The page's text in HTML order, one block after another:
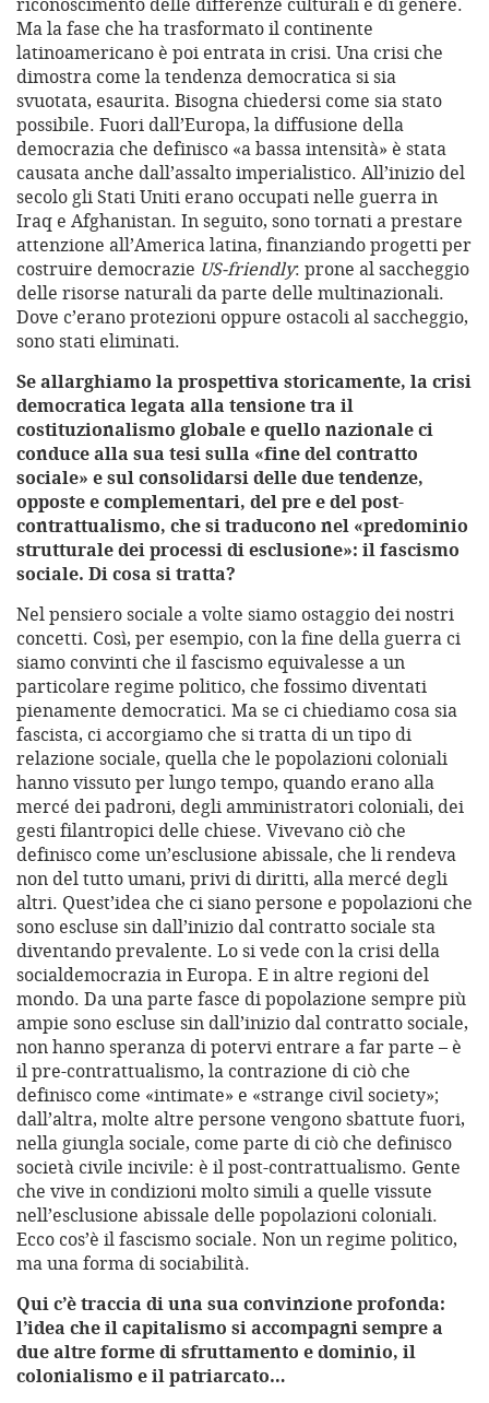
Ma la fase che ha trasformato il continente
latinoamericano è poi entrata in crisi. Una crisi che
dimostra come la tendenza democratica si sia
svuotata, esaurita. Bisogna chiedersi come sia stato
possibile. Fuori dall’Europa, la diffusione della
democrazia che definisco «a bassa intensità» è stata
causata anche dall’assalto imperialistico. All’inizio del
secolo gli Stati Uniti erano occupati nelle guerra in
Iraq e Afghanistan. In seguito, sono tornati a prestare
attenzione all’America latina, finanziando progetti per
costruire democrazie US-friendly: prone al saccheggio
delle risorse naturali da parte delle multinazionali.
Dove c’erano protezioni oppure ostacoli al saccheggio,
sono stati eliminati.
Se allarghiamo la prospettiva storicamente, la crisi
democratica legata alla tensione tra il
costituzionalismo globale e quello nazionale ci
conduce alla sua tesi sulla «fine del contratto
sociale» e sul consolidarsi delle due tendenze,
opposte e complementari, del pre e del post-
contrattualismo, che si traducono nel «predominio
strutturale dei processi di esclusione»: il fascismo
sociale. Di cosa si tratta?
Nel pensiero sociale a volte siamo ostaggio dei nostri
concetti. Così, per esempio, con la fine della guerra ci
siamo convinti che il fascismo equivalesse a un
particolare regime politico, che fossimo diventati
pienamente democratici. Ma se ci chiediamo cosa sia
fascista, ci accorgiamo che si tratta di un tipo di
relazione sociale, quella che le popolazioni coloniali
hanno vissuto per lungo tempo, quando erano alla
mercé dei padroni, degli amministratori coloniali, dei
gesti filantropici delle chiese. Vivevano ciò che
definisco come un’esclusione abissale, che li rendeva
non del tutto umani, privi di diritti, alla mercé degli
altri. Quest’idea che ci siano persone e popolazioni che
sono escluse sin dall’inizio dal contratto sociale sta
diventando prevalente. Lo si vede con la crisi della
socialdemocrazia in Europa. E in altre regioni del
mondo. Da una parte fasce di popolazione sempre più
ampie sono escluse sin dall’inizio dal contratto sociale,
non hanno speranza di potervi entrare a far parte – è
il pre-contrattualismo, la contrazione di ciò che
definisco come «intimate» e «strange civil society»;
dall’altra, molte altre persone vengono sbattute fuori,
nella giungla sociale, come parte di ciò che definisco
società civile incivile: è il post-contrattualismo. Gente
che vive in condizioni molto simili a quelle vissute
nell’esclusione abissale delle popolazioni coloniali.
Ecco cos’è il fascismo sociale. Non un regime politico,
ma una forma di sociabilità.
Qui c’è traccia di una sua convinzione profonda:
l’idea che il capitalismo si accompagni sempre a
due altre forme di sfruttamento e dominio, il
colonialismo e il patriarcato…